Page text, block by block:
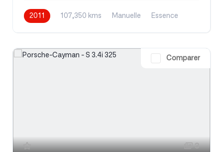
2011 107,350 kms Manuelle Essence
Comparer
3